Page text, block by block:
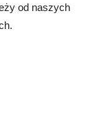
od naszych